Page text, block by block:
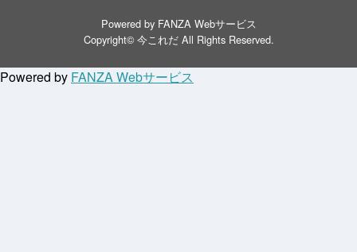
Powered by FANZA Webサービス
Copyright© 今これだAll Rights Reserved.
Powered by FANZA Webサービス